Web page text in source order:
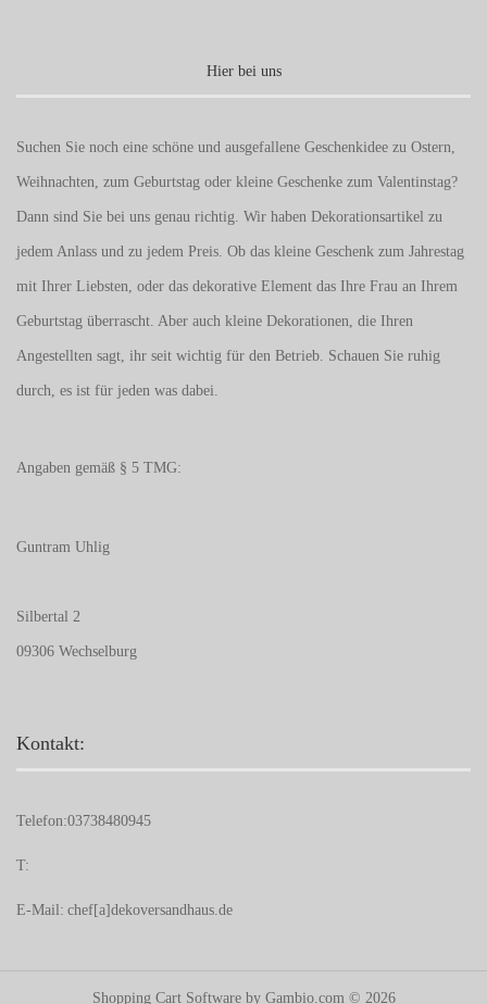
Hier bei uns
Suchen Sie noch eine schöne und ausgefallene Geschenkidee zu Ostern,
Weihnachten, zum Geburtstag oder kleine Geschenke zum Valentinstag?
Dann sind Sie bei uns genau richtig. Wir haben Dekorationsartikel zu
jedem Anlass und zu jedem Preis. Ob das kleine Geschenk zum Jahrestag
mit Ihrer Liebsten, oder das dekorative Element das Ihre Frau an Ihrem
Geburtstag überrascht. Aber auch kleine Dekorationen, die Ihren
Angestellten sagt, ihr seit wichtig für den Betrieb. Schauen Sie ruhig
durch, es ist für jeden was dabei.
Angaben gemäß § 5 TMG:
Guntram Uhlig
Silbertal 2
09306 Wechselburg
Kontakt:
Telefon:03738480945
T:
E-Mail: chef[a]dekoversandhaus.de
Shopping Cart Softwareby Gambio.com © 2026